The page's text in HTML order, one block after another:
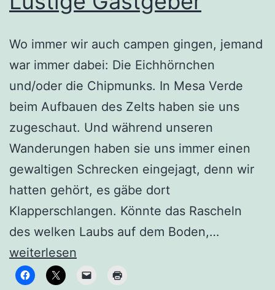
Wo immer wir auch campen gingen, jemand
war immer dabei: Die Eichhörnchen
und/oder die Chipmunks. In Mesa Verde
beim Aufbauen des Zelts haben sie uns
zugeschaut. Und während unseren
Wanderungen haben sie uns immer einen
gewaltigen Schrecken eingejagt, denn wir
hatten gehört, es gäbe dort
Klapperschlangen. Könnte das Rascheln
des welken Laubs auf dem Boden,…
weiterlesen